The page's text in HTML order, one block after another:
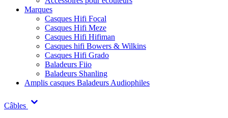
Marques
Casques Hifi Focal
Casques Hifi Meze
Casques Hifi Hifiman
Casques hifi Bowers & Wilkins
Casques Hifi Grado
Baladeurs Fiio
Baladeurs Shanling
Amplis casques Baladeurs Audiophiles
Câbles